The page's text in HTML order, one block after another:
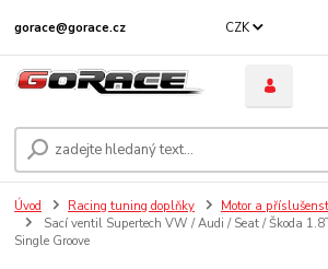
CZK
gorace@gorace.cz
Úvod Racing tuning doplňky Motor a
Sací ventil Supertech VW / Audi / Seat / Škoda
Single Groove